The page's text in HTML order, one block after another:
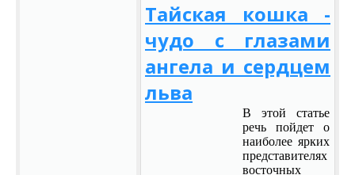
Тайская кошка -
чудо с глазами
ангела и сердцем
льва
В этой статье
речь пойдет о
наиболее ярких
представителях
восточных